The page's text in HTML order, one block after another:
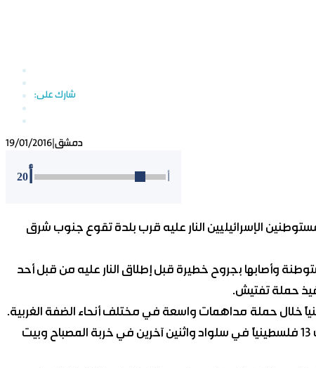
19/01/2016 دمشق
20
الإسرائيليين النار عليه قرب بلدة تقوع جنوب شرق
وأصابها بجروح خطيرة قبل إطلاق النار عليه من قبل أحد
حملة تفتيش.
وذكرت وكالة «معا» الفلسطينية أن قوات الاحتلال اعتقلت 13 فلسطينياً في سلواد واثنين آخرين في خربة المصباح وبيت